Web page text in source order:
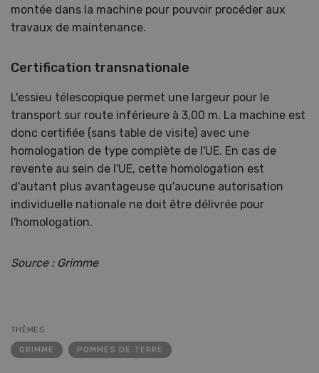
montée dans la machine pour pouvoir procéder aux
travaux de maintenance.
Certification transnationale
L'essieu télescopique permet une largeur pour le
transport sur route inférieure à 3,00 m. La machine est
donc certifiée (sans table de visite) avec une
homologation de type complète de l'UE. En cas de
revente au sein de l'UE, cette homologation est
d'autant plus avantageuse qu'aucune autorisation
individuelle nationale ne doit être délivrée pour
l'homologation.
Source : Grimme
THÈMES
GRIMME POMMES DE TERRE